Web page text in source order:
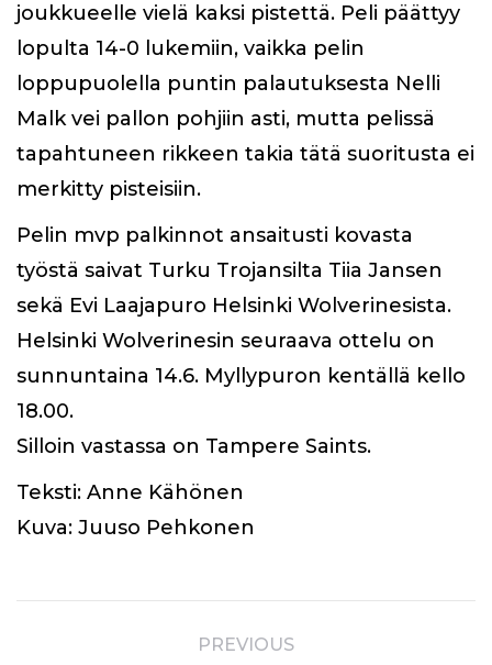
joukkueelle vielä kaksi pistettä. Peli päättyy
lopulta 14-0 lukemiin, vaikka pelin
loppupuolella puntin palautuksesta Nelli
Malk vei pallon pohjiin asti, mutta pelissä
tapahtuneen rikkeen takia tätä suoritusta ei
merkitty pisteisiin.
Pelin mvp palkinnot ansaitusti kovasta
työstä saivat Turku Trojansilta Tiia Jansen
sekä Evi Laajapuro Helsinki Wolverinesista.
Helsinki Wolverinesin seuraava ottelu on
sunnuntaina 14.6. Myllypuron kentällä kello
18.00.
Silloin vastassa on Tampere Saints.
Teksti: Anne Kähönen
Kuva: Juuso Pehkonen
PREVIOUS